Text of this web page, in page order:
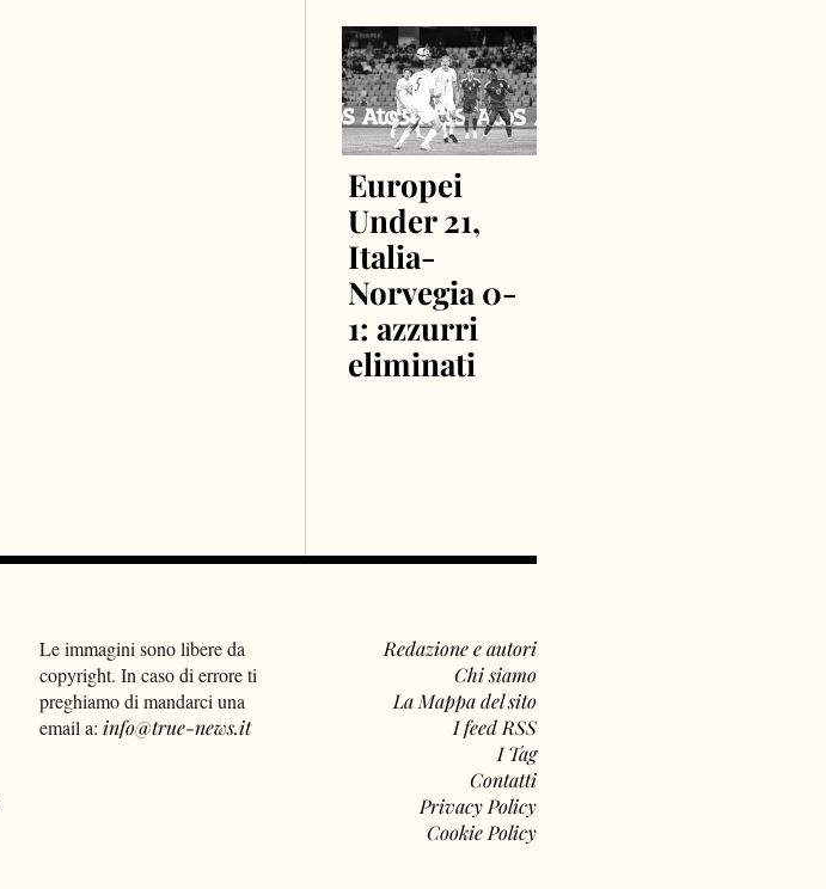
Europei
Under 21,
Italia-
Norvegia 0-
1: azzurri
eliminati
Le immagini sono libere da
copyright. In caso di errore ti
preghiamo di mandarci una
email a: info@true-news.it
Redazione e autori
Chi siamo
La Mappa del sito
I feed RSS
I Tag
Contatti
Privacy Policy
Cookie Policy